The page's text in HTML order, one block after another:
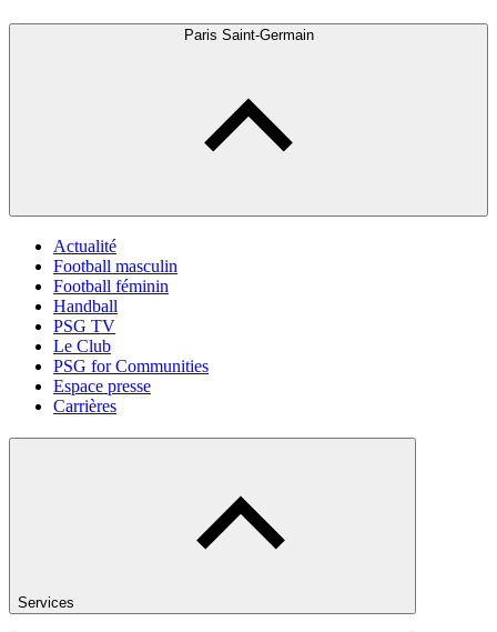
Paris Saint-Germain
Actualité
Football masculin
Football féminin
Handball
PSG TV
Le Club
PSG for Communities
Espace presse
Carrières
Services